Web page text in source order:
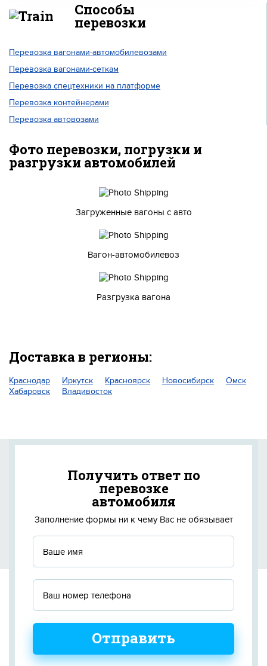
Способы
перевозки
Перевозка вагонами-автомобилевозами
Перевозка вагонами-сеткам
Перевозка спецтехники на платформе
Перевозка контейнерами
Перевозка автовозами
Фото перевозки, погрузки и
разгрузки автомобилей
Загруженные вагоны с авто
Вагон-автомобилевоз
Разгрузка вагона
Доставка в регионы:
Краснодар Иркутск Красноярск Новосибирск
Омск
Хабаровск
Владивосток
Получить ответ по
перевозке
автомобиля
Заполнение формы ни к чему Вас не обязывает
Отправить